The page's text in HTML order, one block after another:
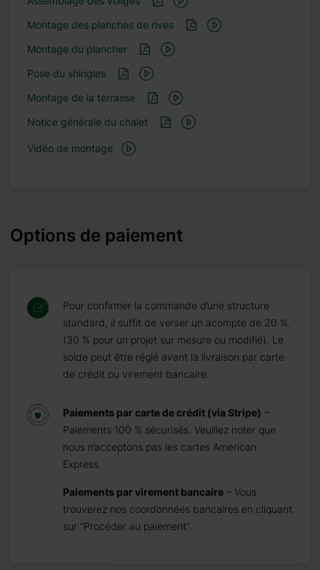
Montage des planches de rives
Montage du plancher
Pose du shingles
Montage de la terrasse
Notice générale du chalet
Vidéo de montage
Options de paiement
Pour confirmer la commande d’une structure
standard, il suffit de verser un acompte de 20 %.
(30 % pour un projet sur mesure ou modifié). Le
solde peut être réglé avant la livraison par carte
de crédit ou virement bancaire.
Paiements par carte de crédit (via Stripe) –
Paiements 100 % sécurisés. Veuillez noter que
nous n’acceptons pas les cartes American
Express.
Paiements par virement bancaire – Vous
trouverez nos coordonnées bancaires en cliquant
sur “Procéder au paiement”.